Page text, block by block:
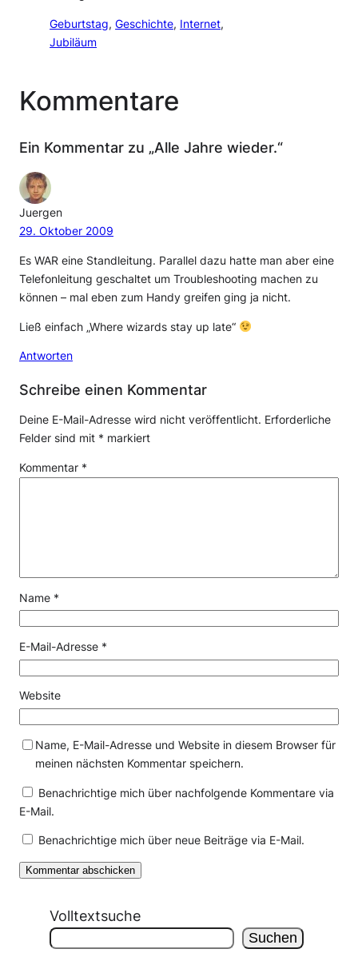
Geburtstag, Geschichte, Internet
Jubiläum
Kommentare
Ein Kommentar zu „Alle Jahre wieder.“
Juergen
29. Oktober 2009
Es WAR eine Standleitung. Parallel dazu hatte man aber eine
Telefonleitung geschaltet um Troubleshooting machen zu
können – mal eben zum Handy greifen ging ja nicht.
Ließ einfach „Where wizards stay up late“
Antworten
Schreibe einen Kommentar
Deine E-Mail-Adresse wird nicht veröffentlicht. Erforderliche
Felder sind mit * markiert
Kommentar *
Name *
E-Mail-Adresse *
Website
Name, E-Mail-Adresse und Website in diesem Browser für
meinen nächsten Kommentar speichern.
Benachrichtige mich über nachfolgende Kommentare via
E-Mail.
Benachrichtige mich über neue Beiträge via E-Mail.
Volltextsuche
Suchen